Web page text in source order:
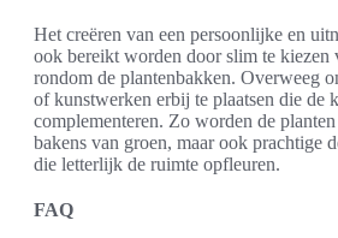
Het creëren van een persoonlijke en
ook bereikt worden door slim te kiezen
rondom de plantenbakken. Overweeg
of kunstwerken erbij te plaatsen die de
complementeren. Zo worden de
bakens van groen, maar ook prachtige
die letterlijk de ruimte opfleuren.
FAQ